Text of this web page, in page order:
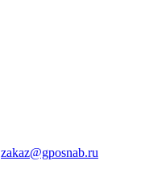
zakaz@gposnab.ru